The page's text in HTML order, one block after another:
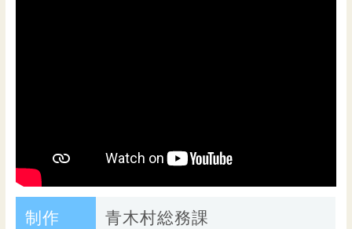
制作 青木村総務課